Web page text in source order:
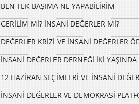
BEN TEK BAŞIMA NE YAPABİLİRİM
GERİLİM Mİ? İNSANİ DEĞERLER Mİ?
DEĞERLER KRİZİ VE İNSANİ DEĞERLER
İNSANİ DEĞERLER DERNEĞİ İKİ YAŞINDA
12 HAZİRAN SEÇİMLERİ VE İNSANİ
İNSANİ DEĞERLER VE DEMOKRASİ